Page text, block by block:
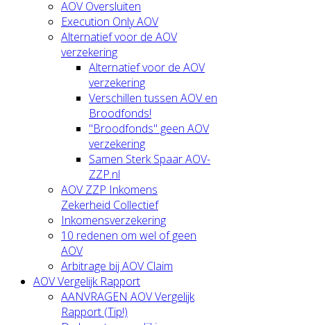
AOV Oversluiten
Execution Only AOV
Alternatief voor de AOV
verzekering
Alternatief voor de AOV
verzekering
Verschillen tussen AOV en
Broodfonds!
"Broodfonds" geen AOV
verzekering
Samen Sterk Spaar AOV-
ZZP.nl
AOV ZZP Inkomens
Zekerheid Collectief
Inkomensverzekering
10 redenen om wel of geen
AOV
Arbitrage bij AOV Claim
AOV Vergelijk Rapport
AANVRAGEN AOV Vergelijk
Rapport (Tip!)